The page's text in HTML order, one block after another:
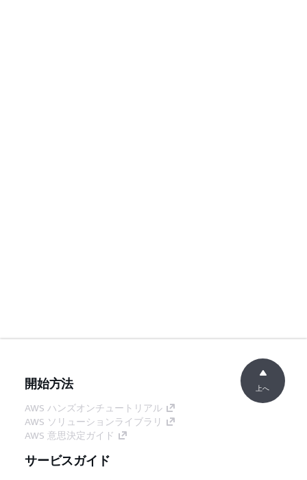
開始方法
AWS ハンズオンチュートリアル
AWS ソリューションライブラリ
AWS 意思決定ガイド
サービスガイド
上へ